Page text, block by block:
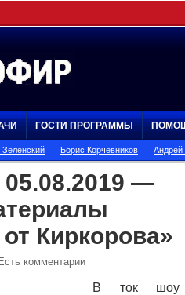
ГОСТИ ПРОГРАММЫ
Борис Корчевников
—
Киркорова»
комментарии
В ток шоу